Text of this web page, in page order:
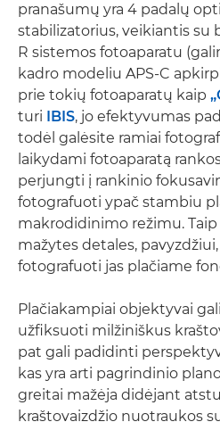
pranašumų yra 4 padalų
stabilizatorius, veikiantis su
R sistemos fotoaparatu
kadro modeliu APS-C
prie tokių fotoaparatų kaip
turi IBIS, jo efektyvumas
todėl galėsite ramiai
laikydami fotoaparatą
perjungti į rankinio
fotografuoti ypač stambiu
makrodidinimo režimu.
mažytes detales,
fotografuoti jas plačiame
Plačiakampiai objektyvai
užfiksuoti milžiniškus
pat gali padidinti
kas yra arti pagrindinio
greitai mažėja didėjant
kraštovaizdžio nuotraukos